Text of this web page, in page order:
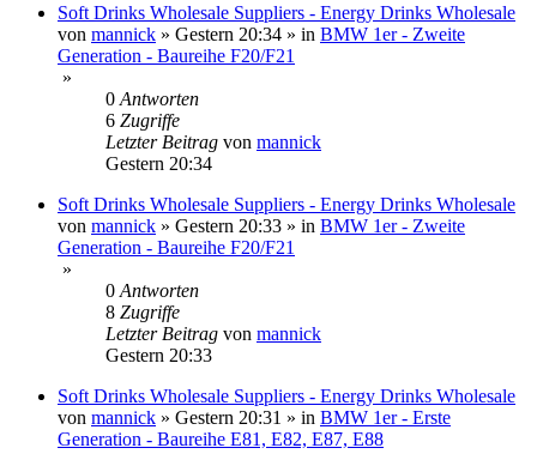
Soft Drinks Wholesale Suppliers - Energy Drinks Wholesale
von mannick » Gestern 20:34 » in BMW 1er - Zweite
Generation - Baureihe F20/F21
»
0 Antworten
6 Zugriffe
Letzter Beitrag von mannick
Gestern 20:34
Soft Drinks Wholesale Suppliers - Energy Drinks Wholesale
von mannick » Gestern 20:33 » in BMW 1er - Zweite
Generation - Baureihe F20/F21
»
0 Antworten
8 Zugriffe
Letzter Beitrag von mannick
Gestern 20:33
Soft Drinks Wholesale Suppliers - Energy Drinks Wholesale
von mannick » Gestern 20:31 » in BMW 1er - Erste
Generation - Baureihe E81, E82, E87, E88